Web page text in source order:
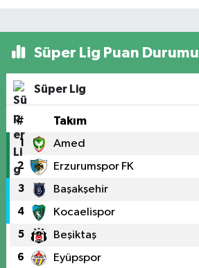
Süper Lig Puan Durumu
Süper Lig
# Takım
1 Amed
2 Erzurumspor FK
3 Başakşehir
4 Kocaelispor
5 Beşiktaş
6 Eyüpspor